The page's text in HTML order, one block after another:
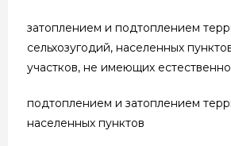
затоплением и подтоплением
сельхозугодий, населенных
участков, не имеющих
подтоплением и затоплением
населенных пунктов